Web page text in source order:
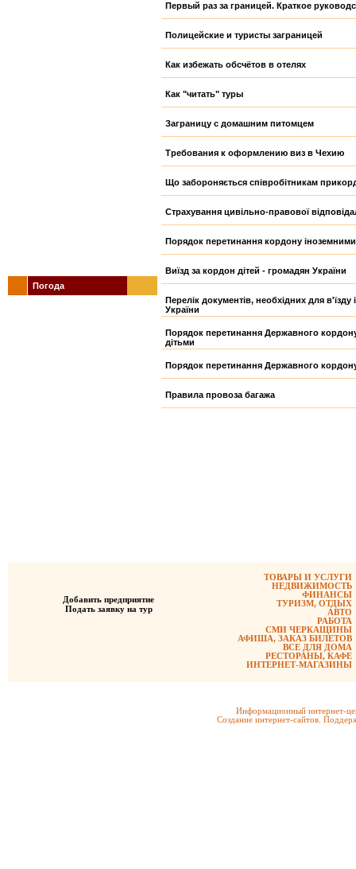
Погода
Первый раз за границей. Краткое
Полицейские и туристы заграницей
Как избежать обсчётов в отелях
Как "читать" туры
Заграницу с домашним питомцем
Требования к оформлению виз в Чехию
Що забороняється співробітникам
Страхування цивільно-правової
Порядок перетинання кордону
Виїзд за кордон дітей - громадян України
Перелік документів, необхідних для
України
Порядок перетинання Державного
дітьми
Порядок перетинання Державного
Правила провоза багажа
Добавить предприятие
Подать заявку на тур
ТОВАРЫ И УСЛУГИ
НЕДВИЖИМОСТЬ
ФИНАНСЫ
ТУРИЗМ, ОТДЫХ
АВТО
РАБОТА
СМИ ЧЕРКАЩИНЫ
АФИША, ЗАКАЗ БИЛЕТОВ
ВСЕ ДЛЯ ДОМА
РЕСТОРАНЫ, КАФЕ
ИНТЕРНЕТ-МАГАЗИНЫ
Информационный интернет-
Создание интернет-сайтов.